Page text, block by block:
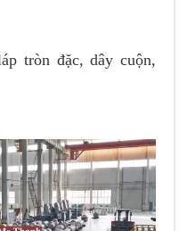
tròn đặc, dây cuộn,